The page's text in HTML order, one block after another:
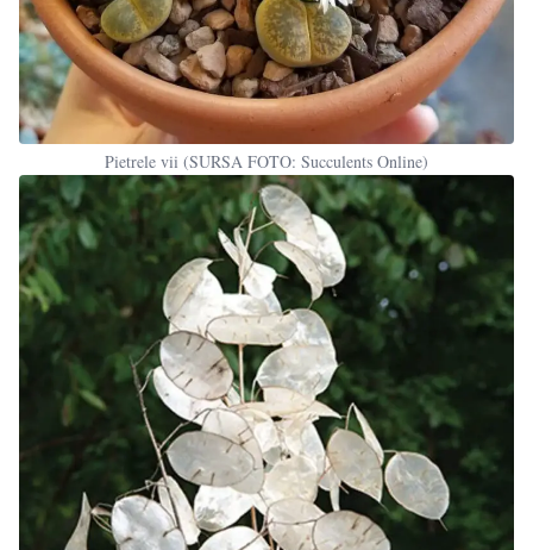
Pietrele vii (SURSA FOTO: Succulents Online)